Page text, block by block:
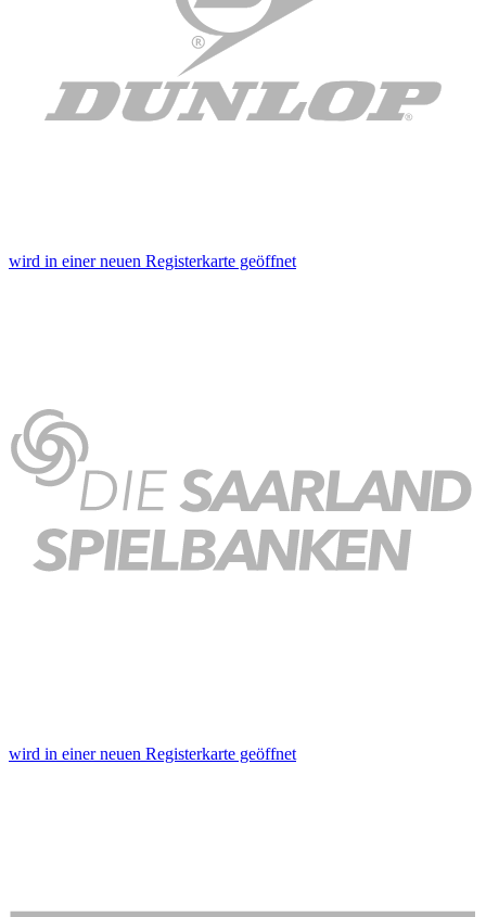
wird in einer neuen Registerkarte geöffnet
wird in einer neuen Registerkarte geöffnet